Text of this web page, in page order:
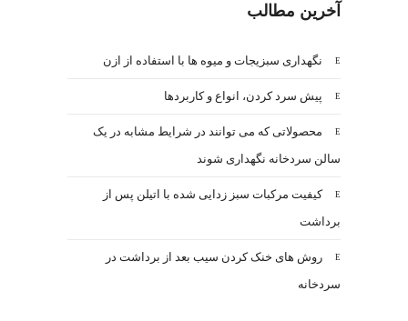
آخرین مطالب
نگهداری سبزیجات و میوه ها با استفاده از ازن
پیش سرد کردن، انواع و کاربردها
محصولاتی که می توانند در شرایط مشابه در یک
سالن سردخانه نگهداری شوند
کیفیت مرکبات سبز زدایی شده با اتیلن پس از
برداشت
روش های خنک کردن سیب بعد از برداشت در
سردخانه